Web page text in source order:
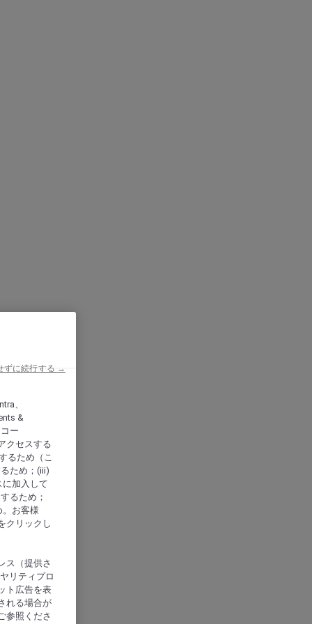
、
&
ー
クセスする
るため（こ
ため；(iii)
加入して
るため；
お客様
クリックし
ス（提供さ
リティプロ
ト広告を表
れる場合が
参照くださ
ずに続行する →